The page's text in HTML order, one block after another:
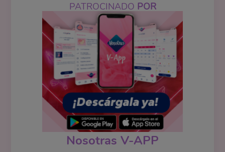
PATROCINADO POR
Nosotras V-APP